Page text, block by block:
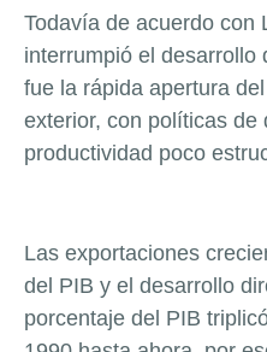
Todavía de acuerdo con
interrumpió el desarrollo
fue la rápida apertura
exterior, con políticas de
productividad poco
Las exportaciones
del PIB y el desarrollo
porcentaje del PIB